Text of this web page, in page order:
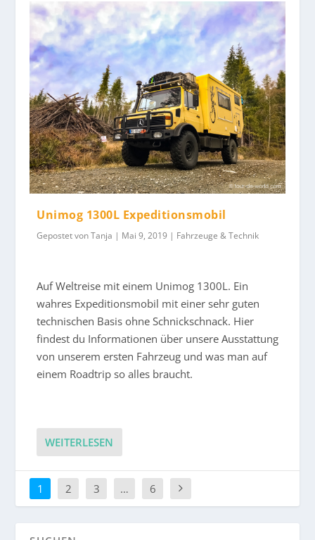
Unimog 1300L Expeditionsmobil
Gepostet vonTanja | Mai 9, 2019 | Fahrzeuge & Technik
Auf Weltreise mit einem Unimog 1300L. Ein
wahres Expeditionsmobil mit einer sehr guten
technischen Basis ohne Schnickschnack. Hier
findest du Informationen über unsere Ausstattung
von unserem ersten Fahrzeug und was man auf
einem Roadtrip so alles braucht.
WEITERLESEN
1 2 3 … 6